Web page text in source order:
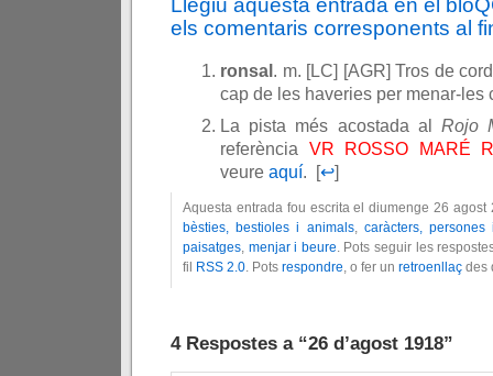
els comentaris corresponents al
ronsal. m. [LC] [AGR] Tros de
cap de les haveries per menar-les
La pista més acostada al Rojo
referència VR ROSSO MARÉ
veure aquí. [↩]
Aquesta entrada fou escrita el diumenge 26
bèsties, bestioles i animals, caràcters, persones
paisatges menjar i beure . Pots seguir les
fil RSS 2.0 . Pots respondre , o fer un retroenllaç des
4 Respostes a “26 d’agost 1918”